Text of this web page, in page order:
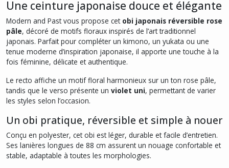
Une ceinture japonaise douce et élégante
Modern and Past vous propose cet obi japonais réversible rose
pâle, décoré de motifs floraux inspirés de l’art traditionnel
japonais. Parfait pour compléter un kimono, un yukata ou une
tenue moderne d’inspiration japonaise, il apporte une touche à la
fois féminine, délicate et authentique.
Le recto affiche un motif floral harmonieux sur un ton rose pâle,
tandis que le verso présente un violet uni, permettant de varier
les styles selon l’occasion.
Un obi pratique, réversible et simple à nouer
Conçu en polyester, cet obi est léger, durable et facile d’entretien.
Ses lanières longues de 88 cm assurent un nouage confortable et
stable, adaptable à toutes les morphologies.